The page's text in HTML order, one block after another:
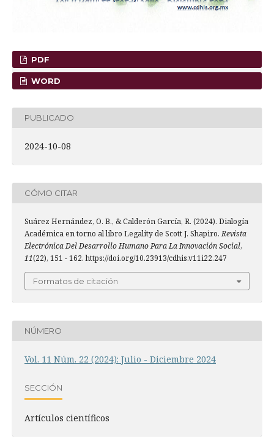
PDF
WORD
PUBLICADO
2024-10-08
CÓMO CITAR
Suárez Hernández, O. B., & Calderón García, R. (2024). Dialogía
Académica en torno al libro Legality de Scott J. Shapiro.Revista
Electrónica Del Desarrollo Humano Para La Innovación Social,
11(22), 151 - 162. https://doi.org/10.23913/cdhis.v11i22.247
Formatos de citación
NÚMERO
Vol. 11 Núm. 22 (2024): Julio - Diciembre 2024
SECCIÓN
Artí­culos científicos